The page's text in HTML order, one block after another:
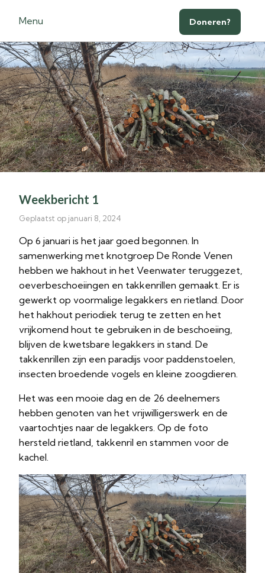
Menu Doneren?
Weekbericht 1
Geplaatst op januari 8, 2024
Op 6 januari is het jaar goed begonnen. In
samenwerking met knotgroep De Ronde Venen
hebben we hakhout in het Veenwater teruggezet,
oeverbeschoeiingen en takkenrillen gemaakt. Er is
gewerkt op voormalige legakkers en rietland. Door
het hakhout periodiek terug te zetten en het
vrijkomend hout te gebruiken in de beschoeiing,
blijven de kwetsbare legakkers in stand. De
takkenrillen zijn een paradijs voor paddenstoelen,
insecten broedende vogels en kleine zoogdieren.
Het was een mooie dag en de 26 deelnemers
hebben genoten van het vrijwilligerswerk en de
vaartochtjes naar de legakkers. Op de foto
hersteld rietland, takkenril en stammen voor de
kachel.